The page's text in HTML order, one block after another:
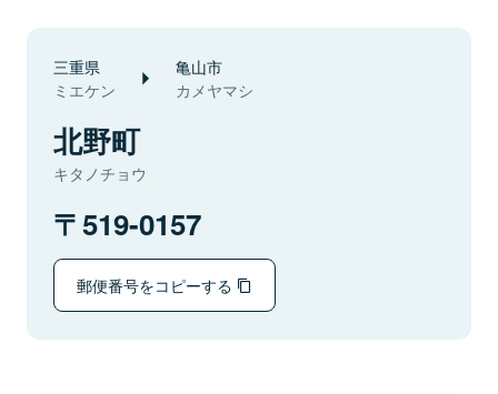
三重県
ミエケン
亀山市
カメヤマシ
北野町
キタノチョウ
519-0157
郵便番号をコピーする